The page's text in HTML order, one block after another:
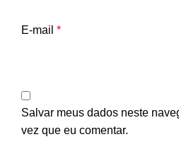
E-mail *
Salvar meus dados neste
vez que eu comentar.